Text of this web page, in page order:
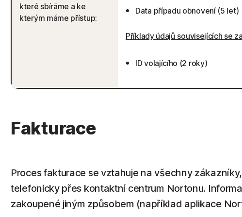
které sbíráme a ke
kterým máme přístup:
Data případu obnovení (5 let)
Příklady údajů souvisejících se
ID volajícího (2 roky)
Fakturace
Proces fakturace se vztahuje na všechny
telefonicky přes kontaktní centrum Nortonu.
zakoupené jiným způsobem (například aplikace